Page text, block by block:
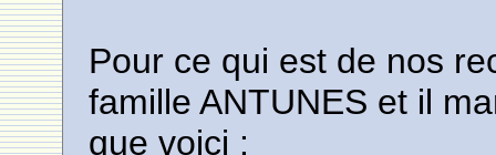
Pour ce qui est de nos
famille ANTUNES et il
que voici :